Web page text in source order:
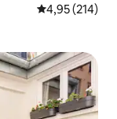
4,95 av 5 i
4,95 (214)